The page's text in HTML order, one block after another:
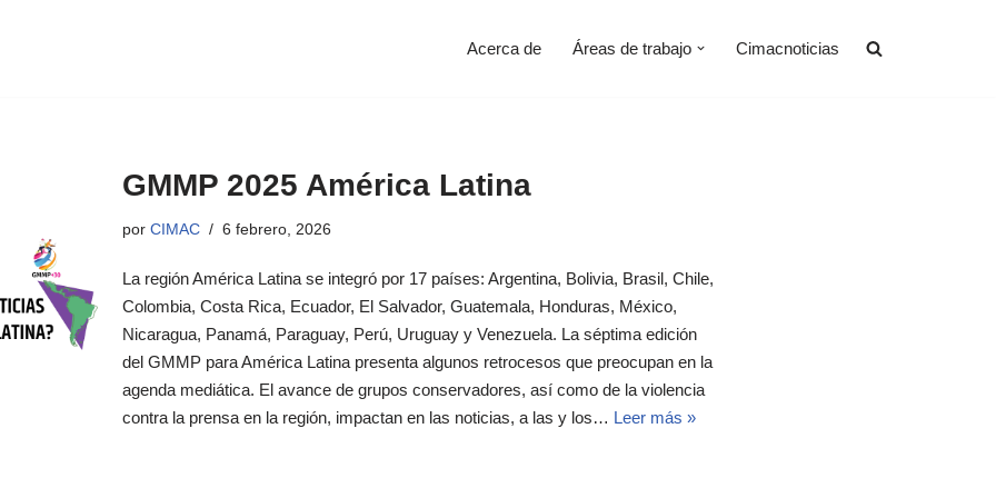
Acerca de Áreas de trabajo Cimacnoticias
GMMP 2025 América Latina
por CIMAC 6 febrero, 2026
La región América Latina se integró por 17 países: Argentina, Bolivia, Brasil, Chile,
Colombia, Costa Rica, Ecuador, El Salvador, Guatemala, Honduras, México,
Nicaragua, Panamá, Paraguay, Perú, Uruguay y Venezuela. La séptima edición
del GMMP para América Latina presenta algunos retrocesos que preocupan en la
agenda mediática. El avance de grupos conservadores, así como de la violencia
contra la prensa en la región, impactan en las noticias, a las y los… Leer más »